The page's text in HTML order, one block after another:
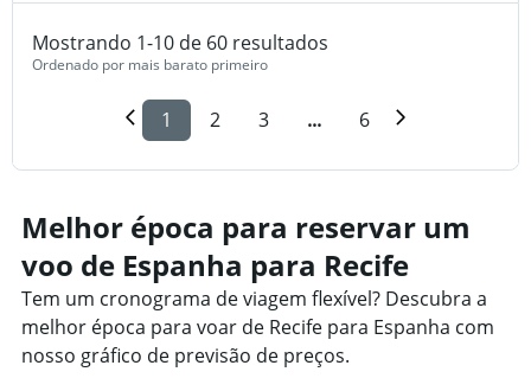
Mostrando 1-10 de 60 resultados
Ordenado por mais barato primeiro
1 2 3 ... 6
Melhor época para reservar um
voo de Espanha para Recife
Tem um cronograma de viagem flexível? Descubra a
melhor época para voar de Recife para Espanha com
nosso gráfico de previsão de preços.